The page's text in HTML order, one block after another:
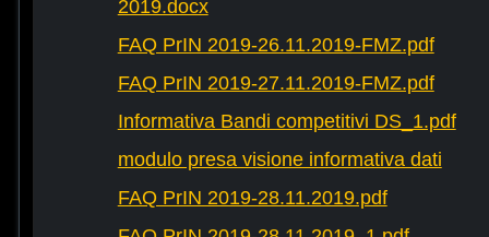
2019.docx
FAQ PrIN 2019-26.11.2019-FMZ.pdf
FAQ PrIN 2019-27.11.2019-FMZ.pdf
Informativa Bandi competitivi DS_1.pdf
modulo presa visione informativa dati
FAQ PrIN 2019-28.11.2019.pdf